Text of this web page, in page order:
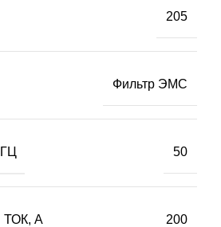
205
Фильтр ЭМС
50
А 200